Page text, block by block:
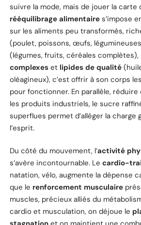
suivre la mode, mais de jouer la carte
rééquilibrage alimentaire s’impose
sur les aliments peu transformés,
(poulet, poissons, œufs,
(légumes, fruits, céréales complètes),
complexes et lipides de qualité
oléagineux), c’est offrir à son corps
pour fonctionner. En parallèle,
les produits industriels, le sucre
superflues permet d’alléger la charge
l’esprit.
Du côté du mouvement, l’activité
s’avère incontournable. Le cardio-
natation, vélo, augmente la dépense
que le renforcement musculaire
muscles, précieux alliés du
cardio et musculation, on déjoue le